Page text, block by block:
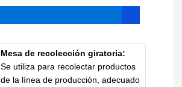
Mesa de recolección giratoria:
Se utiliza para recolectar productos
de la línea de producción, adecuado